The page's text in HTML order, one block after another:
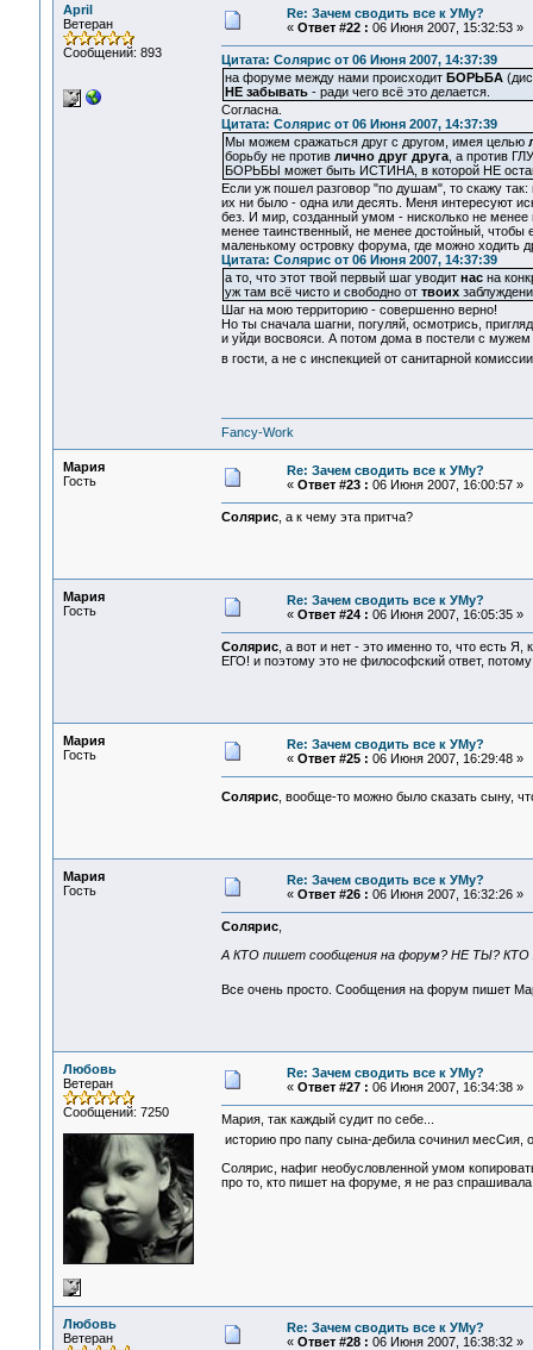
April
Ветеран
Сообщений: 893
Re: Зачем сводить все к УМу?
« Ответ #22 : 06 Июня 2007, 15:32:53 »
Цитата: Солярис от 06 Июня 2007, 14:37:39
на форуме между нами происходит БОРЬБА
НЕ забывать- ради чего всё это делается.
Согласна.
Цитата: Солярис от 06 Июня 2007, 14:37:39
Мы можем сражаться друг с другом, имея целью
борьбу не против лично друг друга, а против
БОРЬБЫ может быть ИСТИНА, в которой НЕ
Если уж пошел разговор "по душам", то скажу
их ни было - одна или десять. Меня интересуют
без. И мир, созданный умом - нисколько не
менее таинственный, не менее достойный, чтобы
маленькому островку форума, где можно ходить
Цитата: Солярис от 06 Июня 2007, 14:37:39
а то, что этот твой первый шаг уводит насна
уж там всё чисто и свободно от твоих
Шаг на мою территорию - совершенно верно!
Но ты сначала шагни, погуляй, осмотрись,
и уйди восвояси. А потом дома в постели с
в гости, а не с инспекцией от санитарной
Fancy-Work
Мария
Гость
Re: Зачем сводить все к УМу?
« Ответ #23 : 06 Июня 2007, 16:00:57 »
Солярис, а к чему эта притча?
Мария
Гость
Re: Зачем сводить все к УМу?
« Ответ #24 : 06 Июня 2007, 16:05:35 »
Солярис, а вот и нет - это именно то, что есть
ЕГО! и поэтому это не философский ответ, потому
Мария
Гость
Re: Зачем сводить все к УМу?
« Ответ #25 : 06 Июня 2007, 16:29:48 »
Солярис, вообще-то можно было сказать сыну,
Мария
Гость
Re: Зачем сводить все к УМу?
« Ответ #26 : 06 Июня 2007, 16:32:26 »
Солярис,
А КТО пишет сообщения на форум? НЕ ТЫ? КТО
Все очень просто. Сообщения на форум пишет
Любовь
Ветеран
Сообщений: 7250
Re: Зачем сводить все к УМу?
« Ответ #27 : 06 Июня 2007, 16:34:38 »
Мария, так каждый судит по себе...
историю про папу сына-дебила сочинил месСия,
Солярис, нафиг необусловленной умом
про то, кто пишет на форуме, я не раз
Любовь
Ветеран
Re: Зачем сводить все к УМу?
« Ответ #28 : 06 Июня 2007, 16:38:32 »